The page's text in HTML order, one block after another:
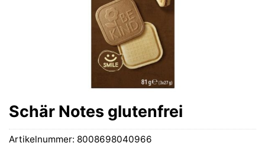
Schär Notes glutenfrei
Artikelnummer: 8008698040966